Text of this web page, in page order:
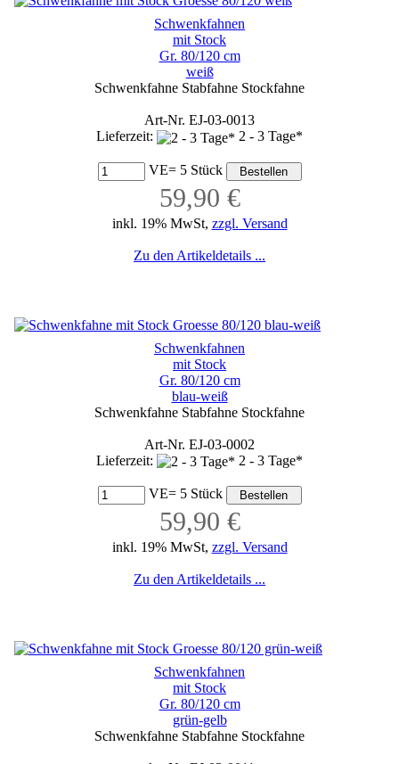
Schwenkfahnen
mit Stock
Gr. 80/120 cm
weiß
Schwenkfahne Stabfahne Stockfahne
Art-Nr. EJ-03-0013
Lieferzeit:
2 - 3 Tage*
VE= 5 Stück
59,90 €
inkl. 19% MwSt, zzgl. Versand
Zu den Artikeldetails ...
Schwenkfahnen
mit Stock
Gr. 80/120 cm
blau-weiß
Schwenkfahne Stabfahne Stockfahne
Art-Nr. EJ-03-0002
Lieferzeit:
2 - 3 Tage*
VE= 5 Stück
59,90 €
inkl. 19% MwSt, zzgl. Versand
Zu den Artikeldetails ...
Schwenkfahnen
mit Stock
Gr. 80/120 cm
grün-gelb
Schwenkfahne Stabfahne Stockfahne